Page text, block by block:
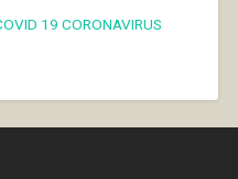
19 CORONAVIRUS